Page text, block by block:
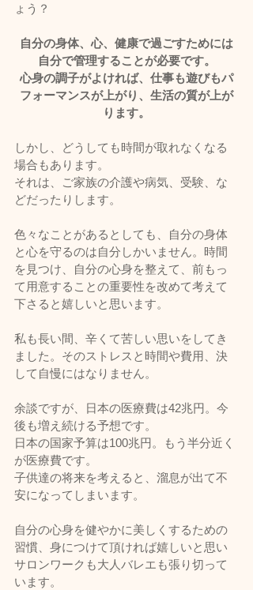
ょう？
自分の身体、心、健康で過ごすためには
自分で管理することが必要です。
心身の調子がよければ、仕事も遊びもパ
フォーマンスが上がり、生活の質が上が
ります。
しかし、どうしても時間が取れなくなる
場合もあります。
それは、ご家族の介護や病気、受験、な
どだったりします。
色々なことがあるとしても、自分の身体
と心を守るのは自分しかいません。時間
を見つけ、自分の心身を整えて、前もっ
て用意することの重要性を改めて考えて
下さると嬉しいと思います。
私も長い間、辛くて苦しい思いをしてき
ました。そのストレスと時間や費用、決
して自慢にはなりません。
余談ですが、日本の医療費は42兆円。今
後も増え続ける予想です。
日本の国家予算は100兆円。もう半分近く
が医療費です。
子供達の将来を考えると、溜息が出て不
安になってしまいます。
自分の心身を健やかに美しくするための
習慣、身につけて頂ければ嬉しいと思い
サロンワークも大人バレエも張り切って
います。